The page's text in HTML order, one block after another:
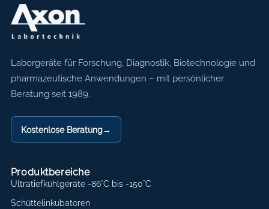
Axon Labortechnik
Laborgeräte für Forschung, Diagnostik, Biotechnologie und
pharmazeutische Anwendungen – mit persönlicher
Beratung seit 1989.
Kostenlose Beratung→
Produktbereiche
Ultratiefkühlgeräte -86°C bis -150°C
Schüttelinkubatoren